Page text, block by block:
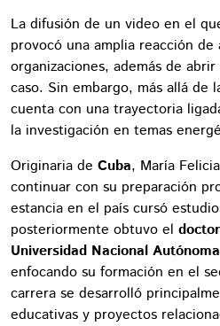
La difusión de un video en el
provocó una amplia reacción de
organizaciones, además de
caso. Sin embargo, más allá de
cuenta con una trayectoria
la investigación en temas
Originaria de Cuba, María
continuar con su preparación
estancia en el país cursó
posteriormente obtuvo el
Universidad Nacional
enfocando su formación en el
carrera se desarrolló
educativas y proyectos